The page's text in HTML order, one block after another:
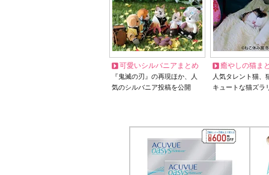
可愛いシルバニアまとめ
『鬼滅の刃』の再現ほか、人
気のシルバニア投稿を公開
癒やしの猫ま
人気タレント猫
キュートな猫ズラ